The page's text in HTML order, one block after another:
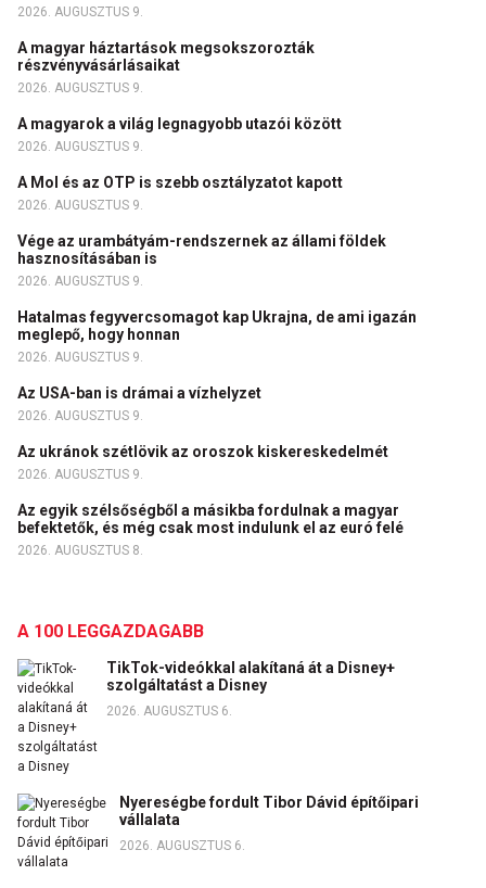
2026. AUGUSZTUS 9.
A magyar háztartások megsokszorozták
részvényvásárlásaikat
2026. AUGUSZTUS 9.
A magyarok a világ legnagyobb utazói között
2026. AUGUSZTUS 9.
A Mol és az OTP is szebb osztályzatot kapott
2026. AUGUSZTUS 9.
Vége az urambátyám-rendszernek az állami földek
hasznosításában is
2026. AUGUSZTUS 9.
Hatalmas fegyvercsomagot kap Ukrajna, de ami igazán
meglepő, hogy honnan
2026. AUGUSZTUS 9.
Az USA-ban is drámai a vízhelyzet
2026. AUGUSZTUS 9.
Az ukránok szétlövik az oroszok kiskereskedelmét
2026. AUGUSZTUS 9.
Az egyik szélsőségből a másikba fordulnak a magyar
befektetők, és még csak most indulunk el az euró felé
2026. AUGUSZTUS 8.
A 100 LEGGAZDAGABB
TikTok-videókkal alakítaná át a Disney+
szolgáltatást a Disney
2026. AUGUSZTUS 6.
Nyereségbe fordult Tibor Dávid építőipari
vállalata
2026. AUGUSZTUS 6.